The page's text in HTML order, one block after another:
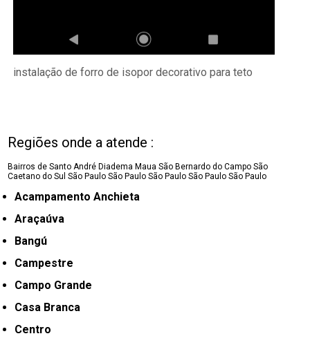
instalação de forro de isopor decorativo para teto
Regiões onde a atende :
Bairros de Santo André Diadema Maua São Bernardo do Campo São
Caetano do SulSão Paulo São Paulo São Paulo São Paulo São Paulo
Acampamento Anchieta
Araçaúva
Bangú
Campestre
Campo Grande
Casa Branca
Centro